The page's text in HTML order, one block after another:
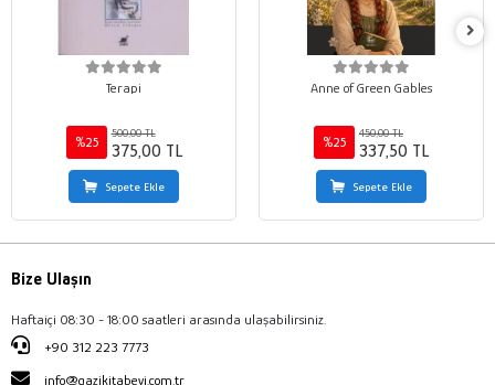
Terapi
%25
500,00 TL
375,00 TL
Sepete Ekle
Anne of Green Gables
%25
450,00 TL
337,50 TL
Sepete Ekle
Bize Ulaşın
Haftaiçi 08:30 - 18:00 saatleri arasında ulaşabilirsiniz.
+90 312 223 7773
info@gazikitabevi.com.tr